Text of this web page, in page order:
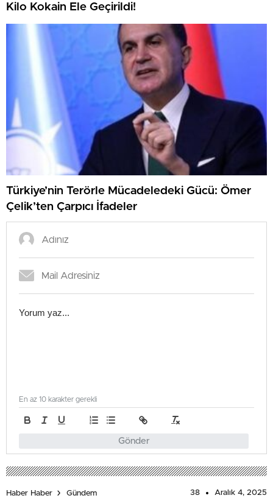
Kilo Kokain Ele Geçirildi!
Türkiye’nin Terörle Mücadeledeki Gücü: Ömer
Çelik’ten Çarpıcı İfadeler
Gönder
En az 10 karakter gerekli
Haber Haber Gündem 38 Aralık 4, 2025